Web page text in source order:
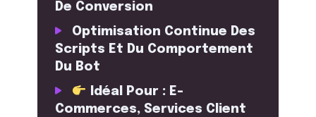
De Conversion
Optimisation Continue Des
Scripts Et Du Comportement
Du Bot
Idéal Pour : E-
Commerces, Services Client